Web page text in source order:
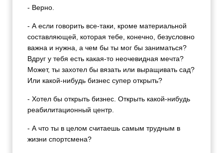
- Верно.
- А если говорить все-таки, кроме материальной
составляющей, которая тебе, конечно, безусловно
важна и нужна, а чем бы ты мог бы заниматься?
Вдруг у тебя есть какая-то неочевидная мечта?
Может, ты захотел бы вязать или выращивать сад?
Или какой-нибудь бизнес супер открыть?
- Хотел бы открыть бизнес. Открыть какой-нибудь
реабилитационный центр.
- А что ты в целом считаешь самым трудным в
жизни спортсмена?